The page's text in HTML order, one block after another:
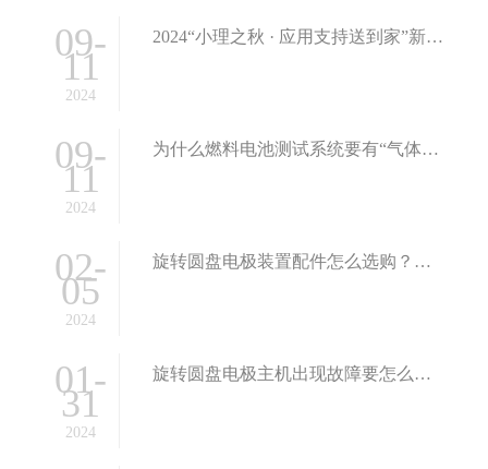
09-
11
2024
2024“小理之秋 · 应用支持送到家”新生实验技术大培训活动启幕！
09-
11
2024
为什么燃料电池测试系统要有“气体配比”，这篇文章告诉你
02-
05
2024
旋转圆盘电极装置配件怎么选购？选对服务是关键
01-
31
2024
旋转圆盘电极主机出现故障要怎么维修？这篇文章告诉你